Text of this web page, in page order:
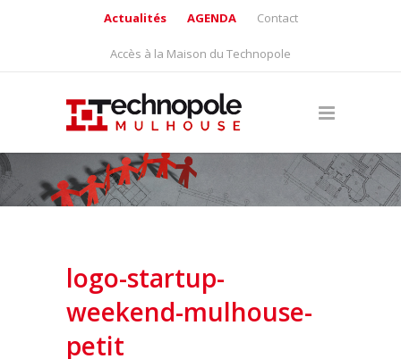
Actualités AGENDA Contact
Accès à la Maison du Technopole
logo-startup-
weekend-mulhouse-
petit